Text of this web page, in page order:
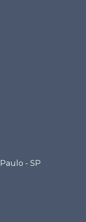
- SP